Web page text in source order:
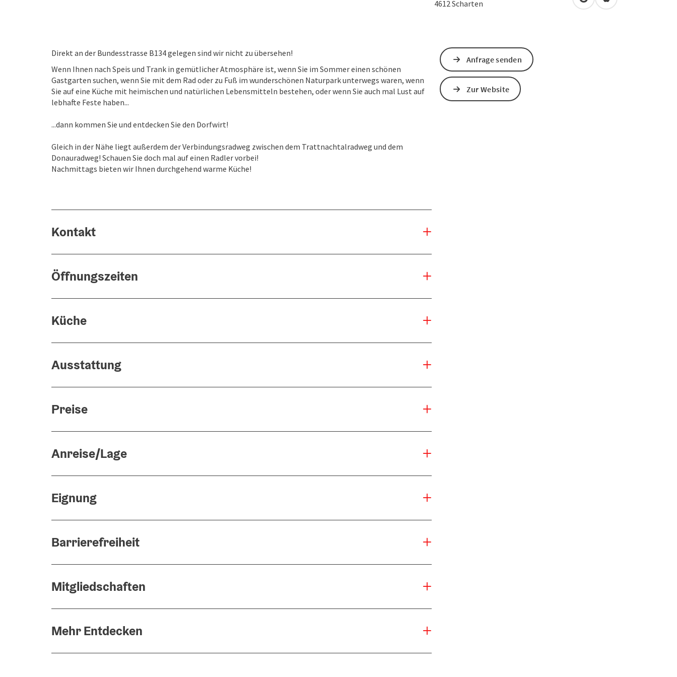
4612Scharten in Google Maps öffnen
in Apple Maps
Direkt an der Bundesstrasse B134 gelegen sind wir nicht zu übersehen!
Wenn Ihnen nach Speis und Trank in gemütlicher Atmosphäre ist, wenn Sie im Sommer einen schönen
Gastgarten suchen, wenn Sie mit dem Rad oder zu Fuß im wunderschönen Naturpark unterwegs waren, wenn
Sie auf eine Küche mit heimischen und natürlichen Lebensmitteln bestehen, oder wenn Sie auch mal Lust auf
lebhafte Feste haben...
...dann kommen Sie und entdecken Sie den Dorfwirt!
Gleich in der Nähe liegt außerdem der Verbindungsradweg zwischen dem Trattnachtalradweg und dem
Donauradweg! Schauen Sie doch mal auf einen Radler vorbei!
Nachmittags bieten wir Ihnen durchgehend warme Küche!
Kontakt
Öffnungszeiten
Küche
Ausstattung
Preise
Anreise/Lage
Eignung
Barrierefreiheit
Mitgliedschaften
Mehr Entdecken
Anfrage senden
Zur Website